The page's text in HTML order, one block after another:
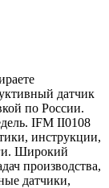
датчик
по России.
IFM II0108
инструкции,
Широкий
производства,
датчики,